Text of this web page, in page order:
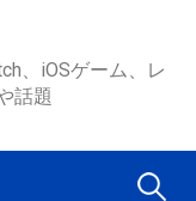
、iOSゲーム、レ
話題
検